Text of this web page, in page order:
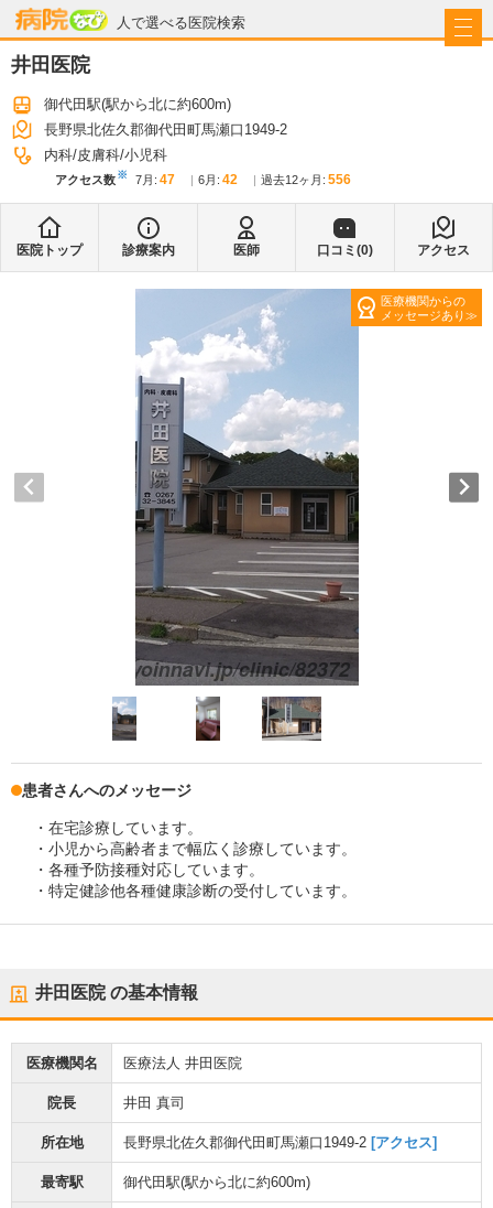
人で選べる医院検索
病院なび
井田医院
御代田駅(駅から北に約600m)
長野県北佐久郡御代田町馬瀬口1949-2
内科 皮膚科 小児科
アクセス数※ 7月 : 47 6月 : 42 過去12ヶ月: 556
医院トップ 診療案内 医師 口コミ(0) アクセス
医療機関からの
メッセージあり
患者さんへのメッセージ
・在宅診療しています。
・小児から高齢者まで幅広く診療しています。
・各種予防接種対応しています。
・特定健診他各種健康診断の受付しています。
井田医院の基本情報
医療機関名 医療法人 井田医院
院長 井田 真司
所在地 長野県北佐久郡御代田町馬瀬口1949-2 [アクセス]
最寄駅 御代田駅(駅から北に約600m)